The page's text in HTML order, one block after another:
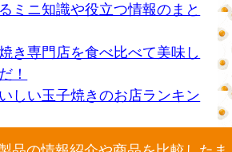
ミニ知識や役立つ情報のまと
き専門店を食べ比べて美味し
！
しい玉子焼きのお店ランキン